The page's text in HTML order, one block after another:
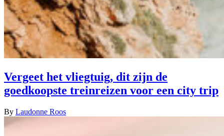
Vergeet het vliegtuig, dit zijn de
goedkoopste treinreizen voor een city trip
By Laudonne Roos